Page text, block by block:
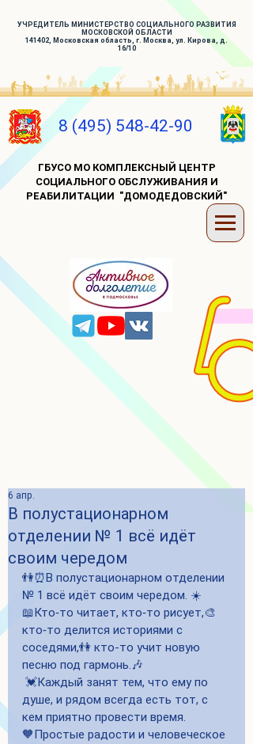
УЧРЕДИТЕЛЬ МИНИСТЕРСТВО СОЦИАЛЬНОГО РАЗВИТИЯ
МОСКОВСКОЙ ОБЛАСТИ
141402, Московская область, г. Москва, ул. Кирова, д.
16/10
8 (495) 548-42-90
ГБУСО МО КОМПЛЕКСНЫЙ ЦЕНТР
СОЦИАЛЬНОГО ОБСЛУЖИВАНИЯ И
РЕАБИЛИТАЦИИ "ДОМОДЕДОВСКИЙ"
В полустационарном
отделении № 1 всё идёт
своим чередом
6 апр.
👫⏰В полустационарном отделении
№ 1 всё идёт своим чередом. ☀️
📖Кто‑то читает, кто‑то рисует,🎨
кто‑то делится историями с
соседями,👫 кто-то учит новую
песню под гармонь.🎶
душе, и рядом всегда есть тот, с
кем приятно провести время.
🧡Простые радости и человеческое